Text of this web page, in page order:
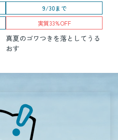
9/30まで
実質33%OFF
真夏のゴワつきを落としてうる
おす